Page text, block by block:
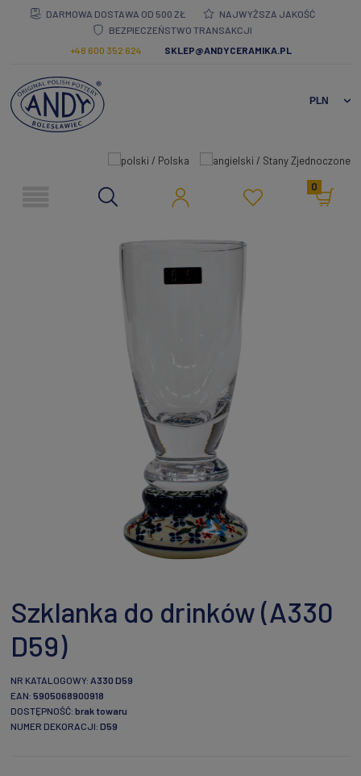
DARMOWA DOSTAWA OD 500 ZŁ
NAJWYŻSZA JAKOŚĆ
BEZPIECZEŃSTWO TRANSAKCJI
+48 600 352 624
SKLEP@ANDYCERAMIKA.PL
0
Szklanka do drinków (A330
D59)
NR KATALOGOWY: A330 D59
EAN: 5905068900918
DOSTĘPNOŚĆ: brak towaru
NUMER DEKORACJI: D59